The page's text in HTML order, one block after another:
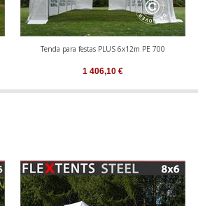
Tenda para festas PLUS 6x12m PE 700
1 406,10 €